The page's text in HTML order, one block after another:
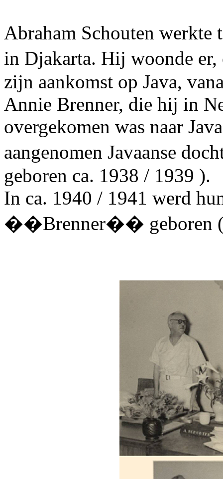
Abraham Schouten
in Djakarta. Hij woonde
zijn aankomst op Java,
Annie Brenner, die hij in
overgekomen was naar
aangenomen Javaanse
geboren ca. 1938 / 1939 ).
In ca. 1940 / 1941 werd
��Brenner�� geboren